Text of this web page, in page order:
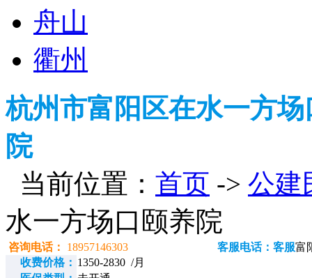
舟山
衢州
杭州市富阳区在水一方场
院
当前位置： 首页 -> 公建
水一方场口颐养院
咨询电话： 18957146303 客服电话：客服富
收费价格： 1350-2830 /月